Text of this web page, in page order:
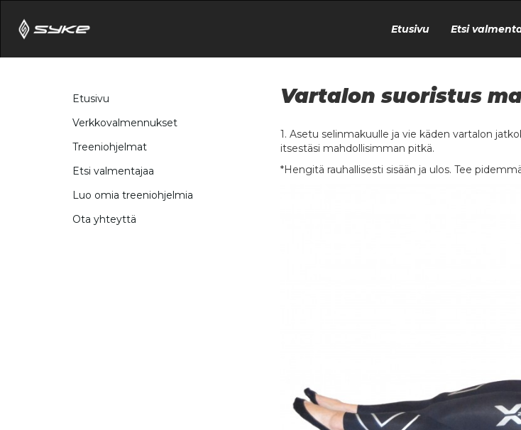
Etusivu Etsi
Etusivu
Verkkovalmennukset
Treeniohjelmat
Etsi valmentajaa
Luo omia treeniohjelmia
Ota yhteyttä
Vartalon suoristus
1. Asetu selinmakuulle ja vie käden vartalon
itsestäsi mahdollisimman pitkä.
*Hengitä rauhallisesti sisään ja ulos. Tee